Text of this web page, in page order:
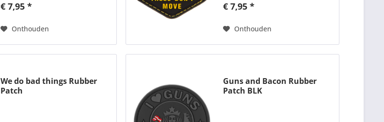
€ 7,95 *
Onthouden
€ 7,95 *
Onthouden
We do bad things Rubber
Patch
Guns and Bacon Rubber
Patch BLK